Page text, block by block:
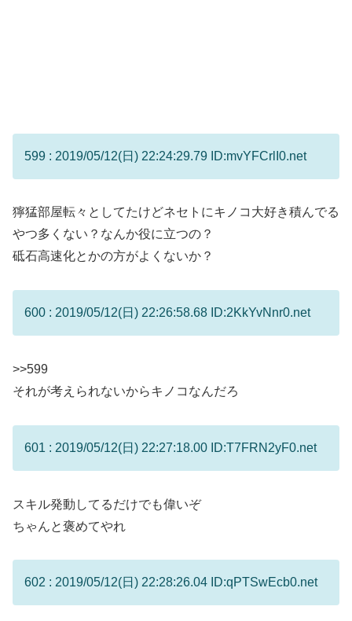
599 : 2019/05/12(日) 22:24:29.79 ID:mvYFCrlI0.net
獰猛部屋転々としてたけどネセトにキノコ大好き積んでる
やつ多くない？なんか役に立つの？
砥石高速化とかの方がよくないか？
600 : 2019/05/12(日) 22:26:58.68 ID:2KkYvNnr0.net
>>599
それが考えられないからキノコなんだろ
601 : 2019/05/12(日) 22:27:18.00 ID:T7FRN2yF0.net
スキル発動してるだけでも偉いぞ
ちゃんと褒めてやれ
602 : 2019/05/12(日) 22:28:26.04 ID:qPTSwEcb0.net